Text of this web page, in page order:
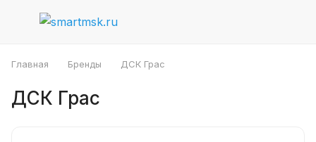
Главная Бренды ДСК Грас
ДСК Грас